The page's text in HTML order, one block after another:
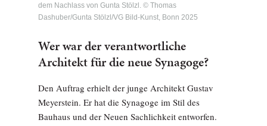
dem Nachlass von Gunta Stölzl. © Thomas
Dashuber/Gunta Stölzl/VG Bild-Kunst, Bonn 2025
Wer war der verantwortliche
Architekt für die neue Synagoge?
Den Auftrag erhielt der junge Architekt Gustav
Meyerstein. Er hat die Synagoge im Stil des
Bauhaus und der Neuen Sachlichkeit entworfen.